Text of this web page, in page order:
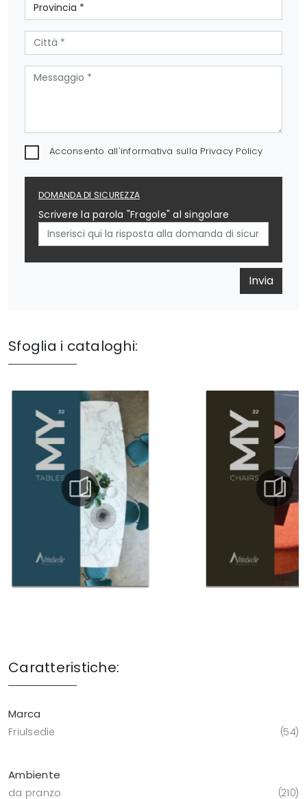
Acconsento all'informativa sulla Privacy Policy
DOMANDA DI SICUREZZA
Scrivere la parola "Fragole" al singolare
Invia
Sfoglia i cataloghi:
Caratteristiche:
Marca
Friulsedie 54
Ambiente
da pranzo 210